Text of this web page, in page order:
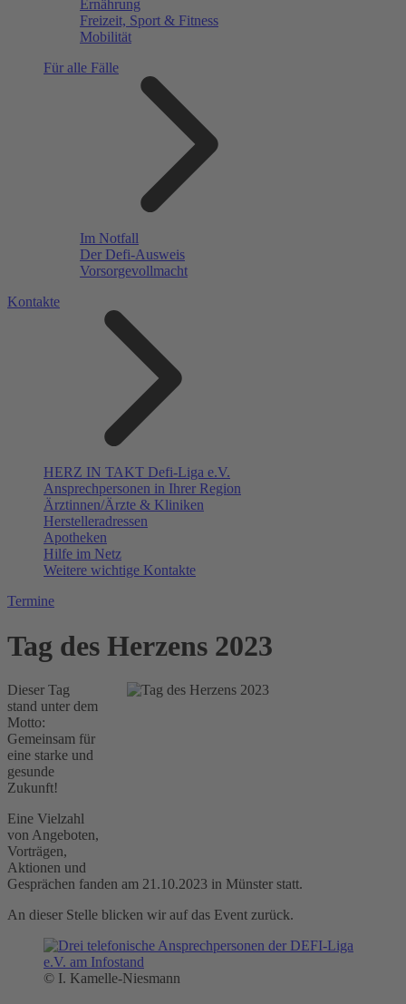
Ernährung
Freizeit, Sport & Fitness
Mobilität
Für alle Fälle
Im Notfall
Der Defi-Ausweis
Vorsorgevollmacht
Kontakte
HERZ IN TAKT Defi-Liga e.V.
Ansprechpersonen in Ihrer Region
Ärztinnen/Ärzte & Kliniken
Herstelleradressen
Apotheken
Hilfe im Netz
Weitere wichtige Kontakte
Termine
Tag des Herzens 2023
Dieser Tag
stand unter dem
Motto:
Gemeinsam für
eine starke und
gesunde
Zukunft!
Eine Vielzahl
von Angeboten,
Vorträgen,
Aktionen und
Gesprächen fanden am 21.10.2023 in Münster statt.
An dieser Stelle blicken wir auf das Event zurück.
© I. Kamelle-Niesmann